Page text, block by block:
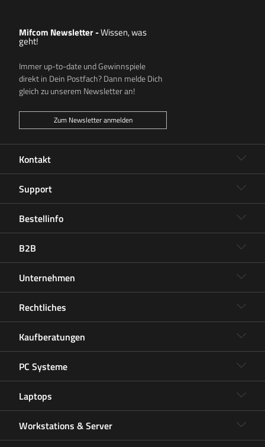
Kontakt
Support
Bestellinfo
B2B
Unternehmen
Rechtliches
Kaufberatungen
PC Systeme
Laptops
Workstations & Server
Mifcom Newsletter-Wissen, was
geht!
Immer up-to-date und Gewinnspiele
direkt in Dein Postfach? Dann melde Dich
gleich zu unserem Newsletter an!
Zum Newsletter anmelden